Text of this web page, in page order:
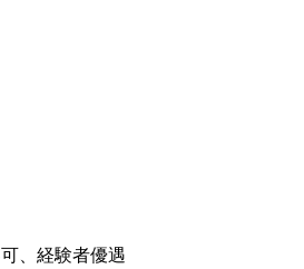
、経験者優遇